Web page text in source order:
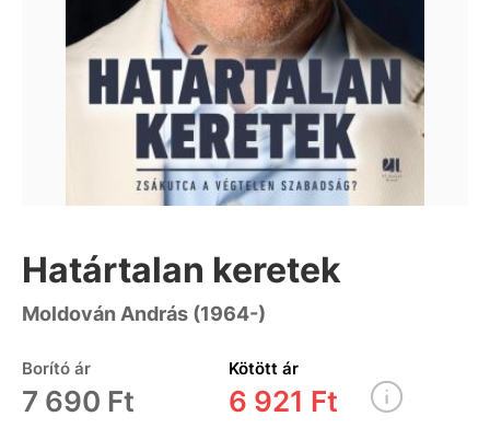
Határtalan keretek
Moldován András (1964-)
Borító ár
7 690 Ft
Kötött ár
6 921 Ft